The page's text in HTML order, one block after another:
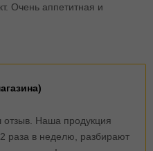
Очень аппетитная и
отзыв. Наша продукция
2 раза в неделю, разбирают